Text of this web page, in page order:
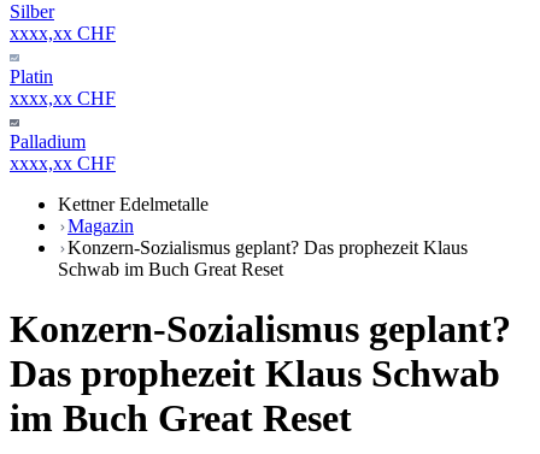
Silber
xxxx,xx CHF
Platin
xxxx,xx CHF
Palladium
xxxx,xx CHF
Kettner Edelmetalle
Magazin
Konzern-Sozialismus geplant? Das prophezeit Klaus
Schwab im Buch Great Reset
Konzern-Sozialismus geplant?
Das prophezeit Klaus Schwab
im Buch Great Reset